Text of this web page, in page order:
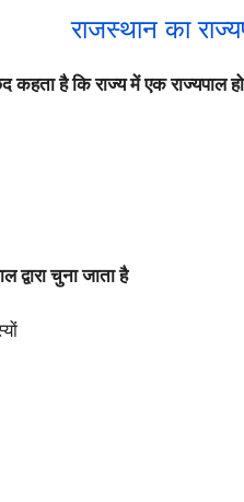
राजस्थान का
है कि राज्य में एक राज्यपाल
द्वारा चुना जाता है